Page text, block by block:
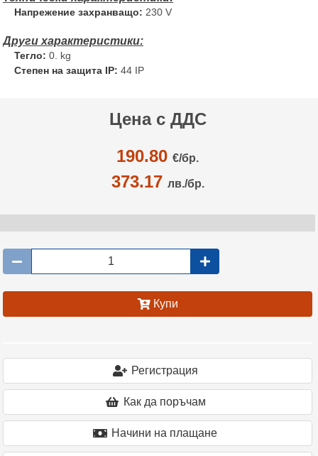
Напрежение захранващо: 230 V
Тегло: 0. kg
Степен на защита IP: 44 IP
Цена с ДДС
190.80 €/бр.
373.17 лв./бр.
Купи
Регистрация
Как да поръчам
Начини на плащане